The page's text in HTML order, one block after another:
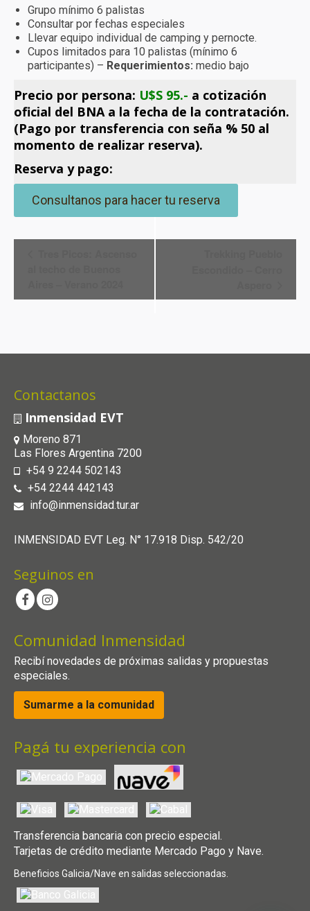
Grupo mínimo 6 palistas
Consultar por fechas especiales
Llevar equipo individual de camping y pernocte.
Cupos limitados para 10 palistas (mínimo 6
participantes) – Requerimientos: medio bajo
Precio por persona: U$S 95.- a cotización
oficial del BNA a la fecha de la contratación.
(Pago por transferencia con seña % 50 al
momento de realizar reserva).
Reserva y pago:
Consultanos para hacer tu reserva
Evento
Contactanos
Inmensidad EVT
Moreno 871
Las Flores Argentina 7200
+54 9 2244 502143
+54 2244 442143
info@inmensidad.tur.ar
INMENSIDAD EVT Leg. N° 17.918 Disp. 542/20
Seguinos en
Comunidad Inmensidad
Recibí novedades de próximas salidas y propuestas
especiales.
Sumarme a la comunidad
Pagá tu experiencia con
Transferencia bancaria con precio especial.
Tarjetas de crédito mediante Mercado Pago y Nave.
Beneficios Galicia/Nave en salidas seleccionadas.